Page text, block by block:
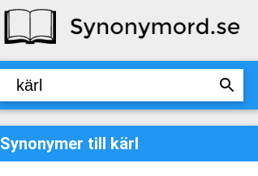
Synonymer till kärl